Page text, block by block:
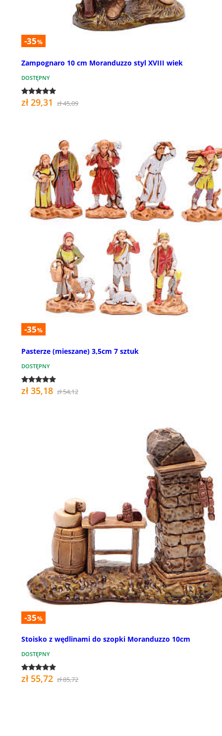
-35%
Zampognaro 10 cm Moranduzzo styl XVIII wiek
DOSTĘPNY
zł 29,31 zł 45,09
-35%
Pasterze (mieszane) 3,5cm 7 sztuk
DOSTĘPNY
zł 35,18 zł 54,12
-35%
Stoisko z wędlinami do szopki Moranduzzo 10cm
DOSTĘPNY
zł 55,72 zł 85,72